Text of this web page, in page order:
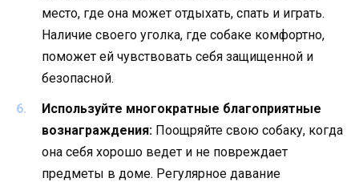
место, где она может отдыхать, спать и играть.
Наличие своего уголка, где собаке комфортно,
поможет ей чувствовать себя защищенной и
безопасной.
Используйте многократные благоприятные
вознаграждения: Поощряйте свою собаку, когда
она себя хорошо ведет и не повреждает
предметы в доме. Регулярное давание